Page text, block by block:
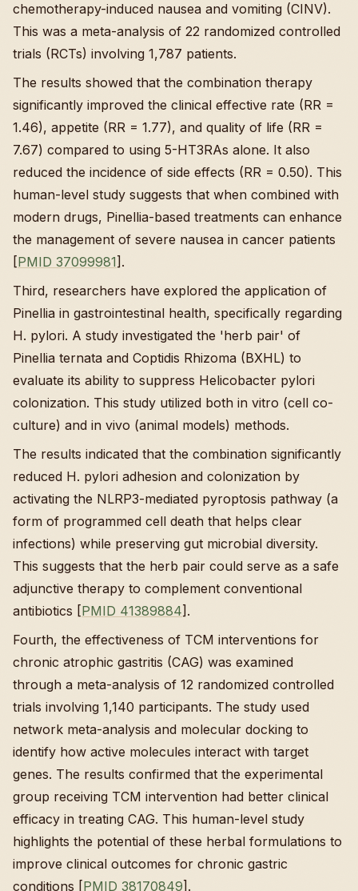
chemotherapy-induced nausea and vomiting (CINV).
This was a meta-analysis of 22 randomized controlled
trials (RCTs) involving 1,787 patients.
The results showed that the combination therapy
significantly improved the clinical effective rate (RR =
1.46), appetite (RR = 1.77), and quality of life (RR =
7.67) compared to using 5-HT3RAs alone. It also
reduced the incidence of side effects (RR = 0.50). This
human-level study suggests that when combined with
modern drugs, Pinellia-based treatments can enhance
the management of severe nausea in cancer patients
[PMID 37099981].
Third, researchers have explored the application of
Pinellia in gastrointestinal health, specifically regarding
H. pylori. A study investigated the 'herb pair' of
Pinellia ternata and Coptidis Rhizoma (BXHL) to
evaluate its ability to suppress Helicobacter pylori
colonization. This study utilized both in vitro (cell co-
culture) and in vivo (animal models) methods.
The results indicated that the combination significantly
reduced H. pylori adhesion and colonization by
activating the NLRP3-mediated pyroptosis pathway (a
form of programmed cell death that helps clear
infections) while preserving gut microbial diversity.
This suggests that the herb pair could serve as a safe
adjunctive therapy to complement conventional
antibiotics [PMID 41389884].
Fourth, the effectiveness of TCM interventions for
chronic atrophic gastritis (CAG) was examined
through a meta-analysis of 12 randomized controlled
trials involving 1,140 participants. The study used
network meta-analysis and molecular docking to
identify how active molecules interact with target
genes. The results confirmed that the experimental
group receiving TCM intervention had better clinical
efficacy in treating CAG. This human-level study
highlights the potential of these herbal formulations to
improve clinical outcomes for chronic gastric
conditions [PMID 38170849].